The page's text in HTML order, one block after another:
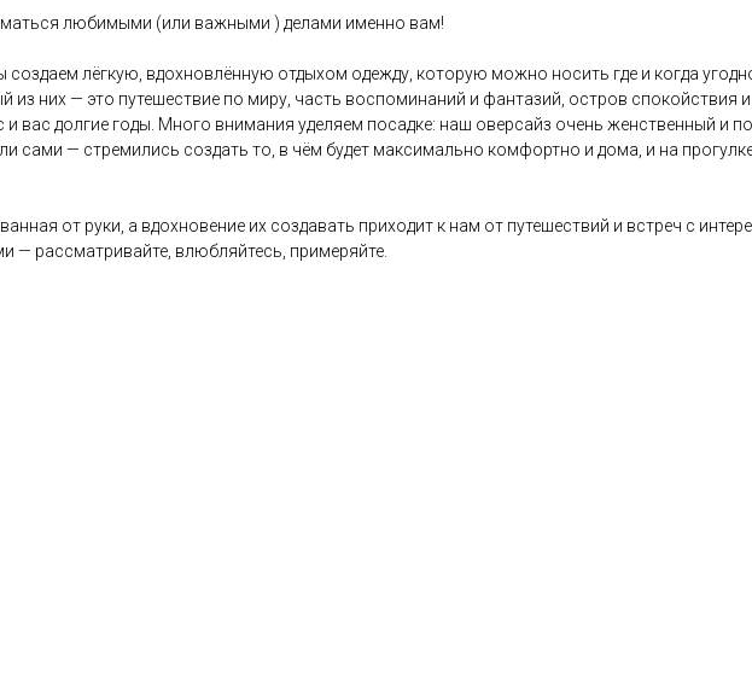
любимыми (или важными ) делами именно вам!
лёгкую, вдохновлённую отдыхом одежду, которую можно носить где и когда
них — это путешествие по миру, часть воспоминаний и фантазий, остров спокойствия
вас долгие годы. Много внимания уделяем посадке: наш оверсайз очень женственный и
сами — стремились создать то, в чём будет максимально комфортно и дома, и на
от руки, а вдохновение их создавать приходит к нам от путешествий и встреч с
рассматривайте, влюбляйтесь, примеряйте.